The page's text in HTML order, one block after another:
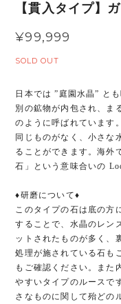
【貫入タイプ】
¥99,999
SOLD OUT
日本では ”庭園水晶” と
別の鉱物が内包され、ま
のように呼ばれています
同じものがなく、小さな
ることができます。海外
石」という意味合いの
♦︎研磨について♦︎
このタイプの石は底の方
することで、水晶のレン
ットされたものが多く、
処理が施されている石も
もご確認ください。また
やすいタイプのルースで
さなものに関して殆どの